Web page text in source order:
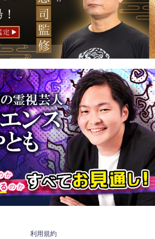
利用規約